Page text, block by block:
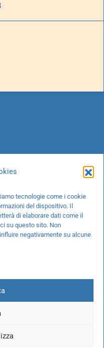
tecnologie come i cookie
del dispositivo. Il
di elaborare dati come il
su questo sito. Non
negativamente su alcune